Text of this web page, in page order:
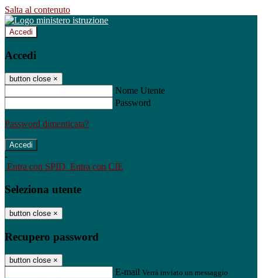
Salta al contenuto
Accedi
Accedi
button close ×
Nome Utente
Password
Password dimenticata?
-
Entra con SPID Entra con CIE
Seleziona utente
button close ×
Recupero password
button close ×
E-mail Verrà inviato un messaggio